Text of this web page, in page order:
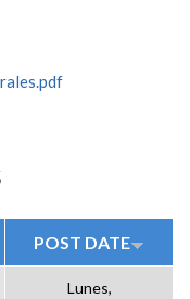
POST DATE
Lunes,